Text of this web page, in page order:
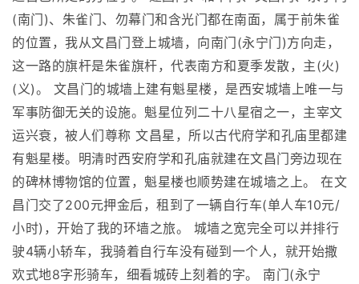
(南门)、朱雀门、勿幕门和含光门都在南面，属于前朱雀
的位置，我从文昌门登上城墙，向南门(永宁门)方向走，
这一路的旗杆是朱雀旗杆，代表南方和夏季发散，主(火)
(义)。 文昌门的城墙上建有魁星楼，是西安城墙上唯一与
军事防御无关的设施。魁星位列二十八星宿之一，主宰文
运兴衰，被人们尊称 文昌星，所以古代府学和孔庙里都建
有魁星楼。明清时西安府学和孔庙就建在文昌门旁边现在
的碑林博物馆的位置，魁星楼也顺势建在城墙之上。 在文
昌门交了200元押金后，租到了一辆自行车(单人车10元/
小时)，开始了我的环墙之旅。 城墙之宽完全可以并排行
驶4辆小轿车，我骑着自行车没有碰到一个人，就开始撒
欢式地8字形骑车，细看城砖上刻着的字。 南门(永宁